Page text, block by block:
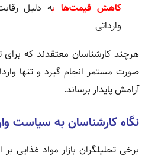
کاهش قیمت‌هابه دلیل
وارداتی
هرچند کارشناسان معتقدند که برای
صورت مستمر انجام گیرد و تنها
آرامش پایدار برساند.
نگاه کارشناسان به سیاست
برخی تحلیلگران بازار مواد غذایی